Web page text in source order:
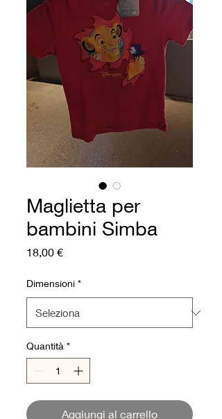
Maglietta per
bambini Simba
18,00 €Prezzo
Dimensioni *
Quantità *
Aggiungi al carrello